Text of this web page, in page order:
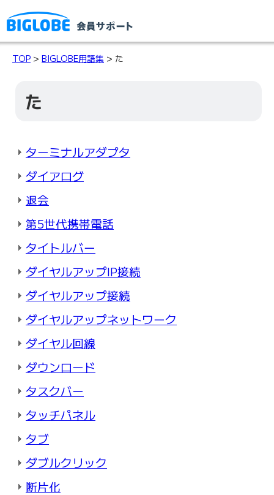
TOP > BIGLOBE用語集 > た
た
ターミナルアダプタ
ダイアログ
退会
第5世代携帯電話
タイトルバー
ダイヤルアップIP接続
ダイヤルアップ接続
ダイヤルアップネットワーク
ダイヤル回線
ダウンロード
タスクバー
タッチパネル
タブ
ダブルクリック
断片化